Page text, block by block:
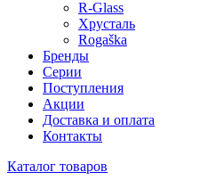
R-Glass
Хрусталь
Rogaška
Бренды
Серии
Поступления
Акции
Доставка и оплата
Контакты
Каталог товаров